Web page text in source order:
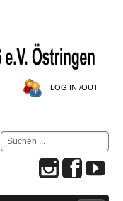
LOG IN /OUT
Suchen
...